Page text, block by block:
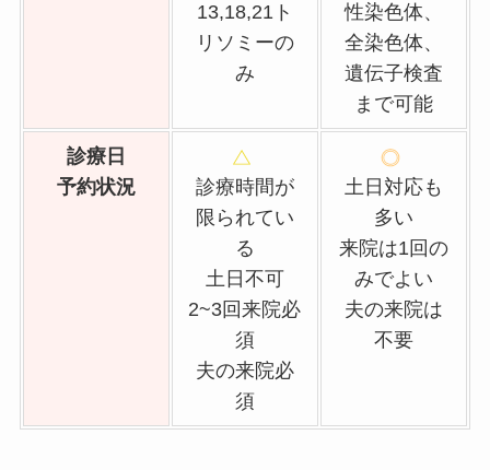
13,18,21ト
リソミーの
み
性染色体、
全染色体、
遺伝子検査
まで可能
診療日
予約状況
診療時間が
限られてい
る
土日不可
2~3回来院必
須
夫の来院必
須
土日対応も
多い
来院は1回の
みでよい
夫の来院は
不要